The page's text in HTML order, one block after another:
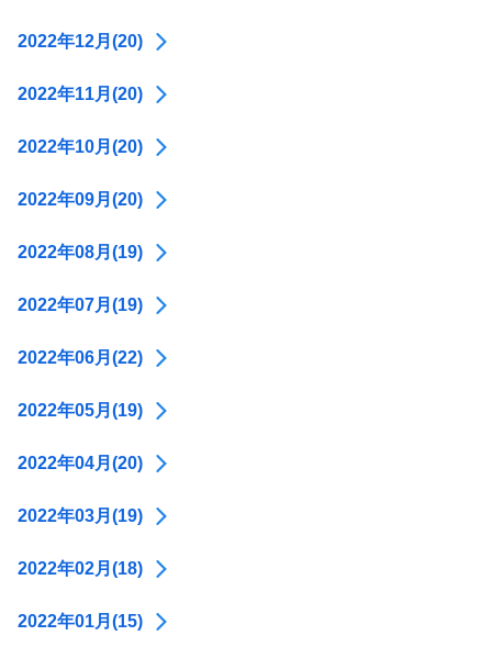
2022年12月(20)
2022年11月(20)
2022年10月(20)
2022年09月(20)
2022年08月(19)
2022年07月(19)
2022年06月(22)
2022年05月(19)
2022年04月(20)
2022年03月(19)
2022年02月(18)
2022年01月(15)